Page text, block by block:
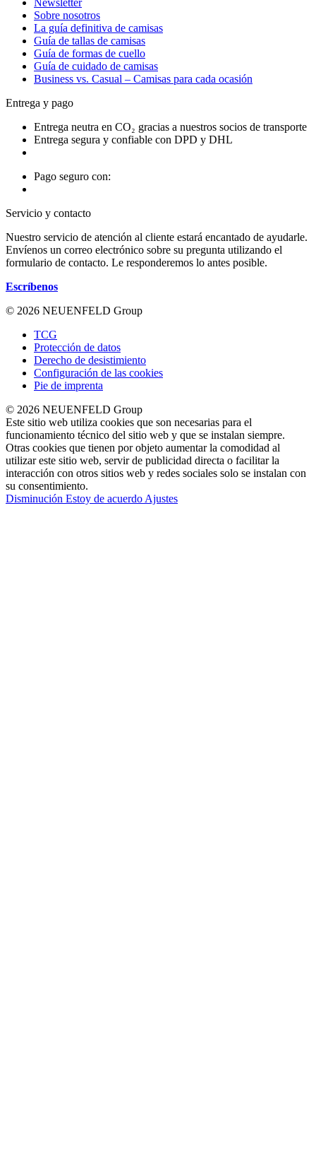
Newsletter
Sobre nosotros
La guía definitiva de camisas
Guía de tallas de camisas
Guía de formas de cuello
Guía de cuidado de camisas
Business vs. Casual – Camisas para cada ocasión
Entrega y pago
Entrega neutra en CO₂ gracias a nuestros socios de transporte
Entrega segura y confiable con DPD y DHL
Pago seguro con:
Servicio y contacto
Nuestro servicio de atención al cliente estará encantado de ayudarle.
Envíenos un correo electrónico sobre su pregunta utilizando el
formulario de contacto. Le responderemos lo antes posible.
Escríbenos
© 2026 NEUENFELD Group
TCG
Protección de datos
Derecho de desistimiento
Configuración de las cookies
Pie de imprenta
© 2026 NEUENFELD Group
Este sitio web utiliza cookies que son necesarias para el
funcionamiento técnico del sitio web y que se instalan siempre.
Otras cookies que tienen por objeto aumentar la comodidad al
utilizar este sitio web, servir de publicidad directa o facilitar la
interacción con otros sitios web y redes sociales solo se instalan con
su consentimiento.
Disminución Estoy de acuerdoAjustes